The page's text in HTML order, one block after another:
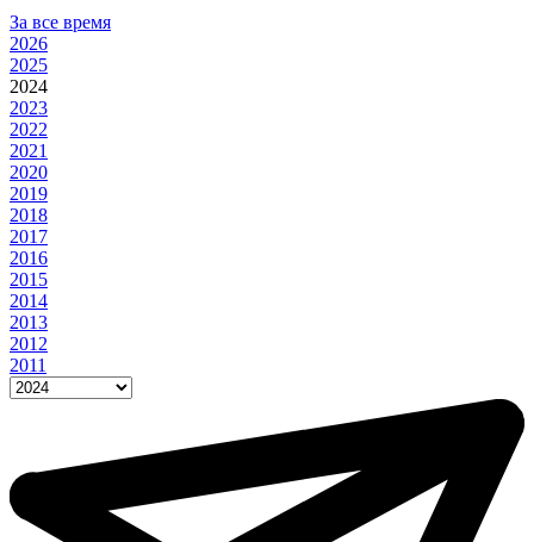
За все время
2026
2025
2024
2023
2022
2021
2020
2019
2018
2017
2016
2015
2014
2013
2012
2011